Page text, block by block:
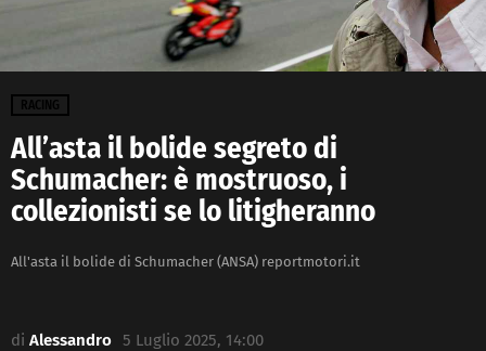
RACING
All’asta il bolide segreto di
Schumacher: è mostruoso, i
collezionisti se lo litigheranno
All'asta il bolide di Schumacher (ANSA) reportmotori.it
di Alessandro 5 Luglio 2025, 14:00